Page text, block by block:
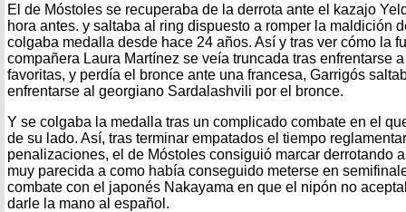
El de Móstoles se recuperaba de la derrota ante el kazajo
hora antes. y saltaba al ring dispuesto a romper la maldición
colgaba medalla desde hace 24 años. Así y tras ver cómo la
compañera Laura Martínez se veía truncada tras enfrentarse
favoritas, y perdía el bronce ante una francesa, Garrigós
enfrentarse al georgiano Sardalashvili por el bronce.
Y se colgaba la medalla tras un complicado combate en el
de su lado. Así, tras terminar empatados el tiempo
penalizaciones, el de Móstoles consiguió marcar derrotando
muy parecida a como había conseguido meterse en
combate con el japonés Nakayama en que el nipón no
darle la mano al español.